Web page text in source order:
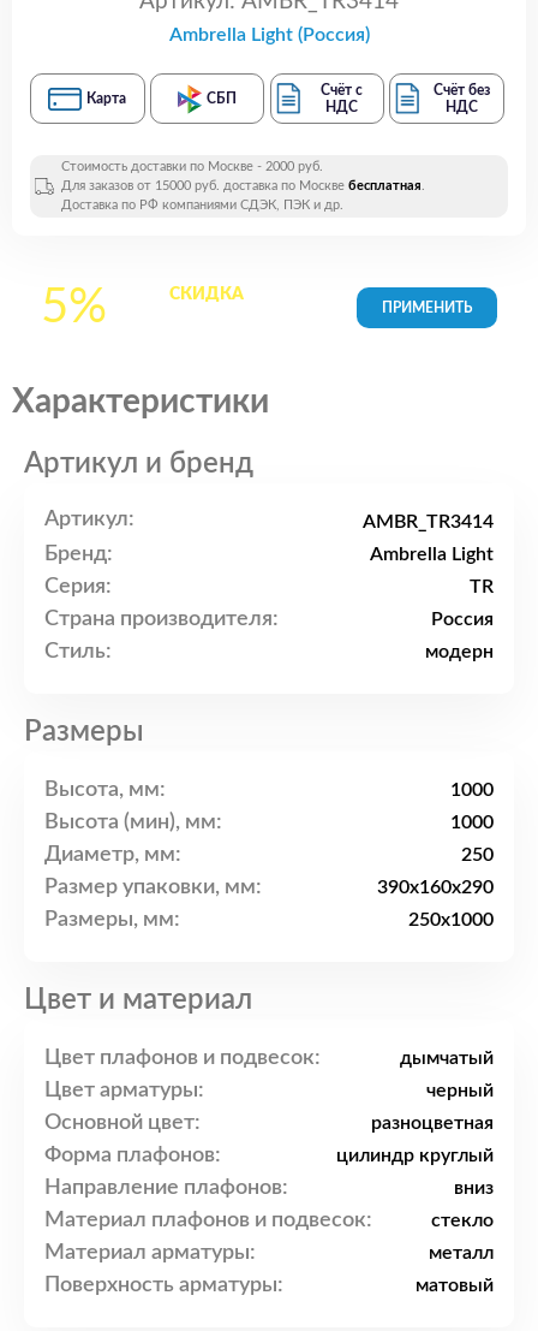
Ambrella Light (Россия)
Карта СБП
Счёт с
НДС
Счёт без
НДС
Стоимость доставки по Москве - 2000 руб.
Для заказов от 15000 руб. доставка по Москве бесплатная.
Доставка по РФ компаниями СДЭК, ПЭК и др.
5% СКИДКАна все
Характеристики
Артикул и бренд
Артикул: AMBR_TR3414
Бренд: Ambrella Light
Серия: TR
Страна производителя: Россия
Стиль: модерн
Размеры
Высота, мм: 1000
Высота (мин), мм: 1000
Диаметр, мм: 250
Размер упаковки, мм: 390x160x290
Размеры, мм: 250x1000
Цвет и материал
Цвет плафонов и подвесок: дымчатый
Цвет арматуры: черный
Основной цвет: разноцветная
Форма плафонов: цилиндр круглый
Направление плафонов: вниз
Материал плафонов и подвесок: стекло
Материал арматуры: металл
Поверхность арматуры: матовый